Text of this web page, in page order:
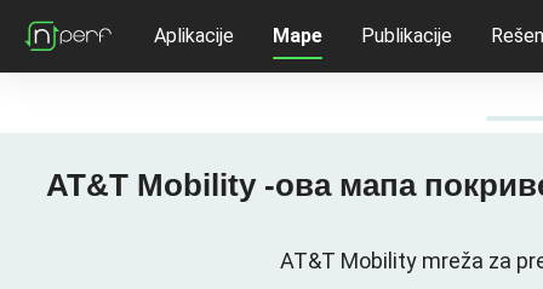
Aplikacije Mape Publikacije
AT&T Mobility -ова мапа
AT&T Mobility mreža za